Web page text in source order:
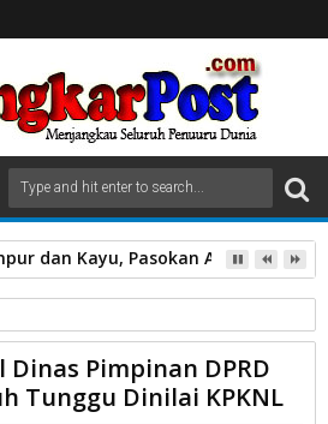
dan Kayu, Pasokan Air Bersih di
DPRD Payakumbuh Tunggu Dinilai
Dinas Pimpinan DPRD
Tunggu Dinilai KPKNL